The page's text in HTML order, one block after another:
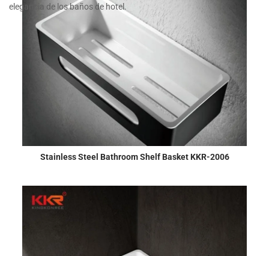
elegancia de los baños de hotel.
Stainless Steel Bathroom Shelf Basket KKR-2006